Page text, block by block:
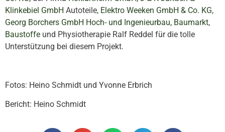
Klinkebiel GmbH Autoteile, Elektro Weeken GmbH & Co. KG,
Georg Borchers GmbH Hoch- und Ingenieurbau, Baumarkt,
Baustoffe und Physiotherapie Ralf Reddel für die tolle
Unterstützung bei diesem Projekt.
Fotos: Heino Schmidt und Yvonne Erbrich
Bericht: Heino Schmidt